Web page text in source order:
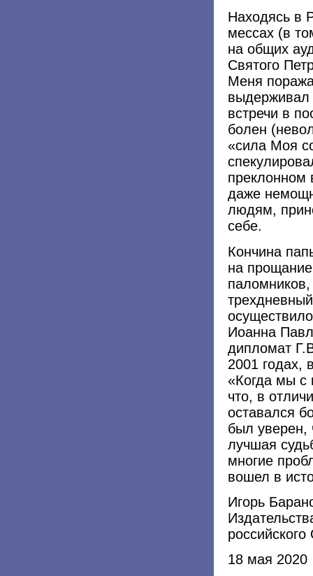
Находясь в
мессах (в
на общих
Святого
Меня
выдерживал
встречи в
болен
«сила Моя
преклонном
даже
людям,
себе.
Кончина
на
Иоанна
дипломат
2001 годах,
«Когда мы с
что, в
оставался
был уверен,
лучшая
многие
вошел в
Игорь
18 мая 2020